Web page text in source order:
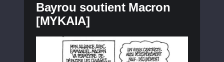
Bayrou soutient Macron
[MYKAIA]